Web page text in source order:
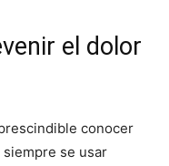
el dolor
conocer
se usar